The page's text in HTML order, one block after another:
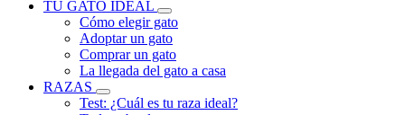
TU GATO IDEAL
Cómo elegir gato
Adoptar un gato
Comprar un gato
La llegada del gato a casa
RAZAS
Test: ¿Cuál es tu raza ideal?